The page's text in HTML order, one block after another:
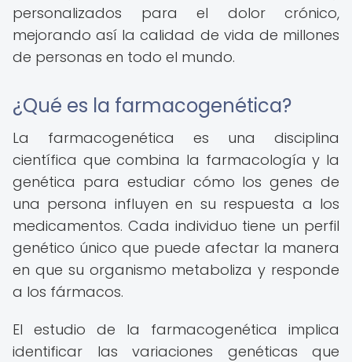
personalizados para el dolor crónico,
mejorando así la calidad de vida de millones
de personas en todo el mundo.
¿Qué es la farmacogenética?
La farmacogenética es una disciplina
científica que combina la farmacología y la
genética para estudiar cómo los genes de
una persona influyen en su respuesta a los
medicamentos. Cada individuo tiene un perfil
genético único que puede afectar la manera
en que su organismo metaboliza y responde
a los fármacos.
El estudio de la farmacogenética implica
identificar las variaciones genéticas que